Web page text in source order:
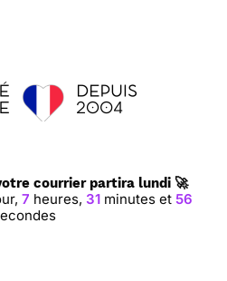
courrier partira lundi 🚀
7 heures, 31 minutes et 55